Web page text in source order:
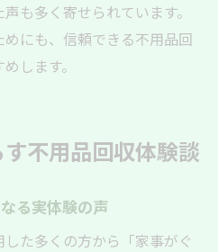
も多く寄せられています。
にも、信頼できる不用品回
します。
不用品回収体験談
る実体験の声
た多くの方から「家事がぐ